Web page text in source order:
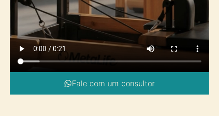
Fale com um consultor